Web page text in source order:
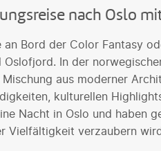
nach Oslo
an Bord der Color Fantasy
Oslofjord. In der
Mischung aus moderner
kulturellen
Nacht in Oslo und haben
Vielfältigkeit verzaubern